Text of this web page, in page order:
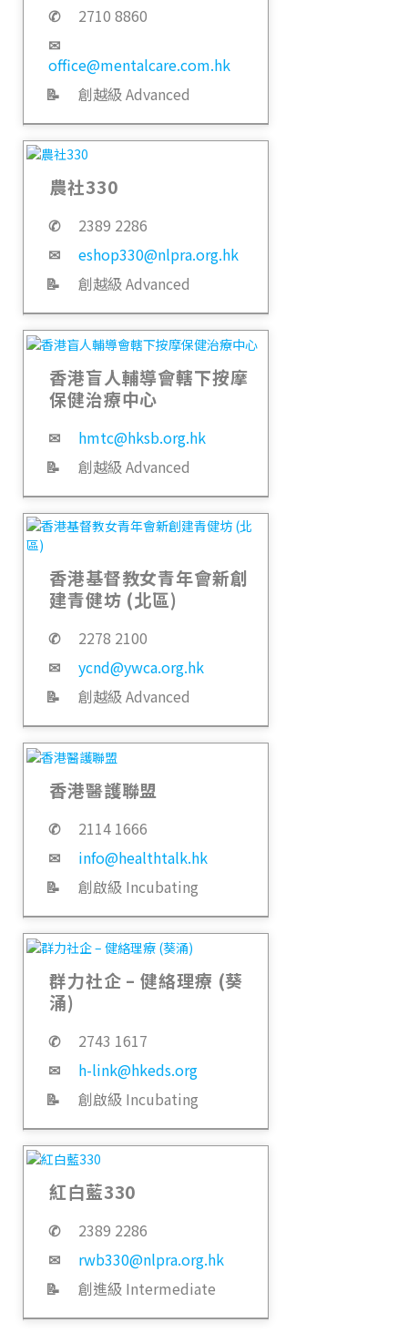
✆
2710 8860
✉
office@mentalcare.com.hk
📝
創越級 Advanced
農社330
✆
2389 2286
✉
eshop330@nlpra.org.hk
📝
創越級 Advanced
香港盲人輔導會轄下按摩
保健治療中心
✉
hmtc@hksb.org.hk
📝
創越級 Advanced
香港基督教女青年會新創
建青健坊 (北區)
✆
2278 2100
✉
ycnd@ywca.org.hk
📝
創越級 Advanced
香港醫護聯盟
✆
2114 1666
✉
info@healthtalk.hk
📝
創啟級 Incubating
群力社企 – 健絡理療 (葵
涌)
✆
2743 1617
✉
h-link@hkeds.org
📝
創啟級 Incubating
紅白藍330
✆
2389 2286
✉
rwb330@nlpra.org.hk
📝
創進級 Intermediate